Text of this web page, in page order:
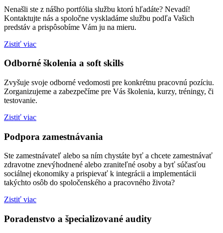
Nenašli ste z nášho portfólia službu ktorú hľadáte? Nevadí!
Kontaktujte nás a spoločne vyskladáme službu podľa Vašich
predstáv a prispôsobíme Vám ju na mieru.
Zistiť viac
Odborné školenia a soft skills
Zvyšuje svoje odborné vedomosti pre konkrétnu pracovnú pozíciu.
Zorganizujeme a zabezpečíme pre Vás školenia, kurzy, tréningy, či
testovanie.
Zistiť viac
Podpora zamestnávania
Ste zamestnávateľ alebo sa ním chystáte byť a chcete zamestnávať
zdravotne znevýhodnené alebo zraniteľné osoby a byť súčasťou
sociálnej ekonomiky a prispievať k integrácii a implementácii
takýchto osôb do spoločenského a pracovného života?
Zistiť viac
Poradenstvo a špecializované audity